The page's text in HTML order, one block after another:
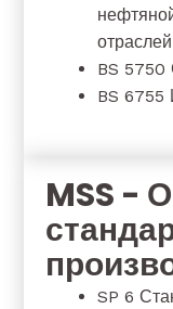
BS 5750
BS 6755
MSS -
SP 6